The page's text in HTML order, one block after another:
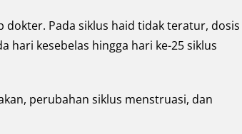
dokter. Pada siklus haid tidak teratur, dosis
hari kesebelas hingga hari ke-25 siklus
perubahan siklus menstruasi, dan